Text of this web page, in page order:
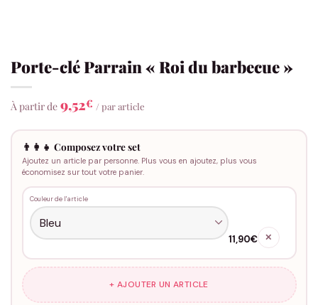
Porte-clé Parrain « Roi du barbecue »
À partir de 9,52€ / par article
👨‍👩‍👧 Composez votre set
Ajoutez un article par personne. Plus vous en ajoutez, plus vous
économisez sur tout votre panier.
Couleur de l'article
11,90€ ✕
+ AJOUTER UN ARTICLE